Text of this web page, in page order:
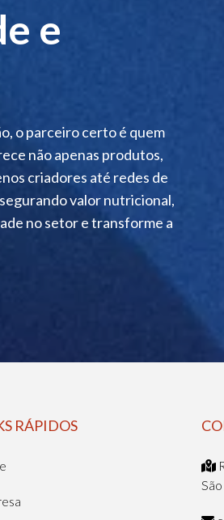
e
o parceiro certo é quem
não apenas produtos,
criadores até redes de
valor nutricional,
no setor e transforme a
RÁPIDOS